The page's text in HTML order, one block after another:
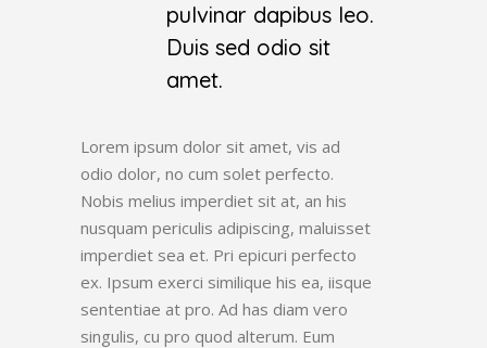
pulvinar dapibus leo.
Duis sed odio sit
amet.
Lorem ipsum dolor sit amet, vis ad
odio dolor, no cum solet perfecto.
Nobis melius imperdiet sit at, an his
nusquam periculis adipiscing, maluisset
imperdiet sea et. Pri epicuri perfecto
ex. Ipsum exerci similique his ea, iisque
sententiae at pro. Ad has diam vero
singulis, cu pro quod alterum. Eum